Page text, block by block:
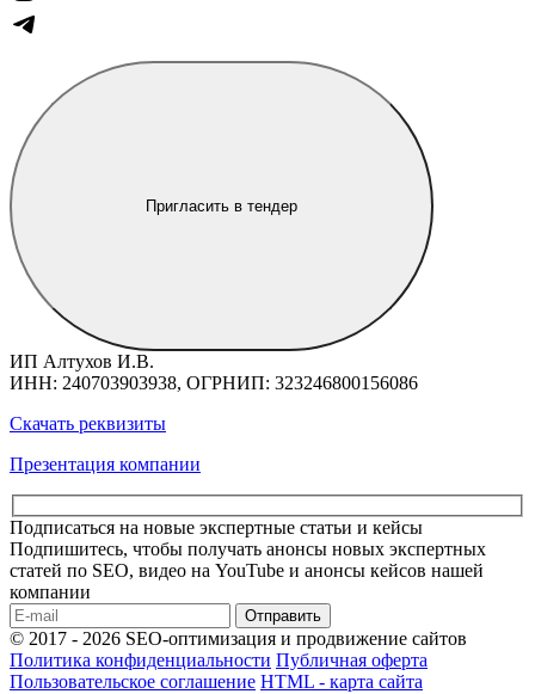
Пригласить в тендер
ИП Алтухов И.В.
ИНН: 240703903938, ОГРНИП: 323246800156086
Скачать реквизиты
Презентация компании
Подписаться на новые экспертные статьи и кейсы
Подпишитесь, чтобы получать анонсы новых экспертных
статей по SEO, видео на YouTube и анонсы кейсов нашей
компании
Отправить
© 2017 - 2026 SEO-оптимизация и продвижение сайтов
Политика конфиденциальности Публичная оферта
Пользовательское соглашение HTML - карта сайта